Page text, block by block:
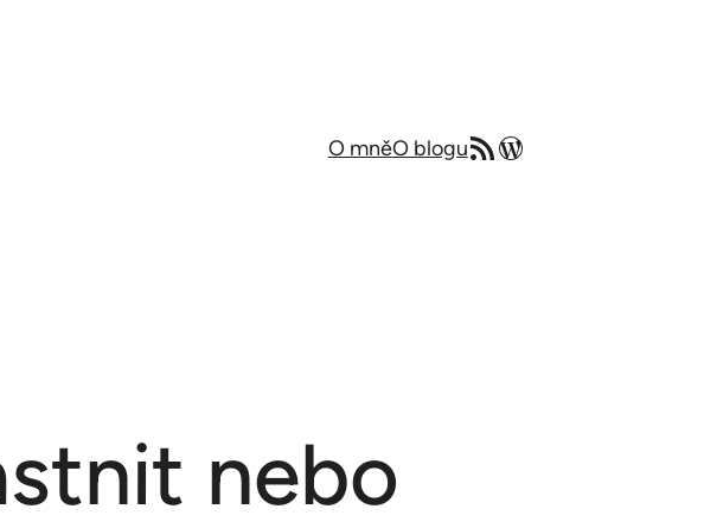
O mněO bloguRSS zdrojMůj blog v angličtině
nebo